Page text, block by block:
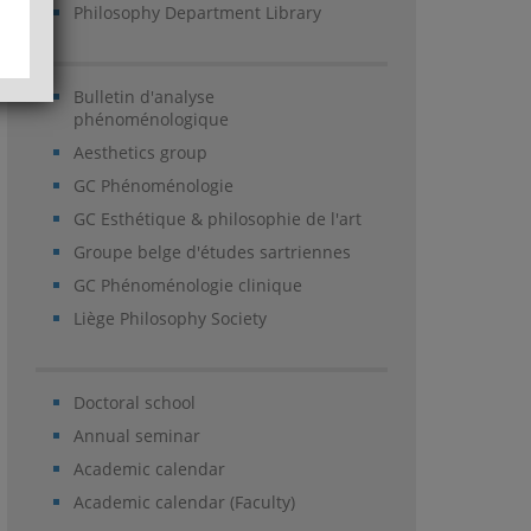
Philosophy Department Library
Bulletin d'analyse
phénoménologique
Aesthetics group
GC Phénoménologie
GC Esthétique & philosophie de l'art
Groupe belge d'études sartriennes
GC Phénoménologie clinique
Liège Philosophy Society
Doctoral school
Annual seminar
Academic calendar
Academic calendar (Faculty)